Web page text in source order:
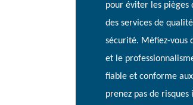
pour éviter les pièges
des services de
sécurité. Méfiez-vous
et le
fiable et conforme
prenez pas de